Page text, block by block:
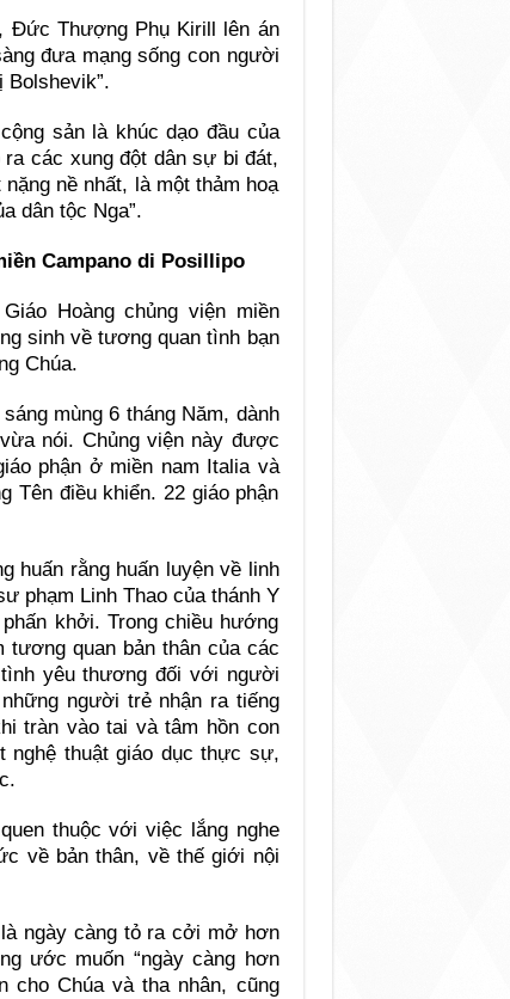
Đức Thượng Phụ Kirill lên án
đưa mạng sống con người
Bolshevik”.
sản là khúc dạo đầu của
các xung đột dân sự bi đát,
nề nhất, là một thảm hoạ
dân tộc Nga”.
Campano di Posillipo
Hoàng chủng viện miền
sinh về tương quan tình bạn
Chúa.
mùng 6 tháng Năm, dành
nói. Chủng viện này được
phận ở miền nam Italia và
Tên điều khiển. 22 giáo phận
huấn rằng huấn luyện về linh
phạm Linh Thao của thánh Y
khởi. Trong chiều hướng
quan bản thân của các
yêu thương đối với người
người trẻ nhận ra tiếng
tràn vào tai và tâm hồn con
nghệ thuật giáo dục thực sự,
thuộc với việc lắng nghe
về bản thân, về thế giới nội
ngày càng tỏ ra cởi mở hơn
ước muốn “ngày càng hơn
cho Chúa và tha nhân, cũng